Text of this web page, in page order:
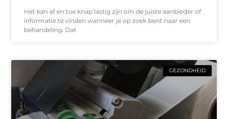
Het kan af en toe knap lastig zijn om de juiste aanbieder of
informatie te vinden wanneer je op zoek bent naar een
behandeling. Dat
GEZONDHEID